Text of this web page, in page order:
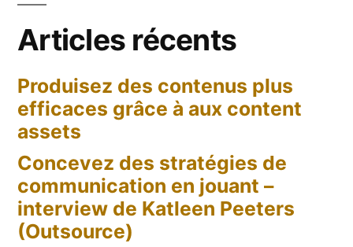
Articles récents
Produisez des contenus plus
efficaces grâce à aux content
assets
Concevez des stratégies de
communication en jouant –
interview de Katleen Peeters
(Outsource)